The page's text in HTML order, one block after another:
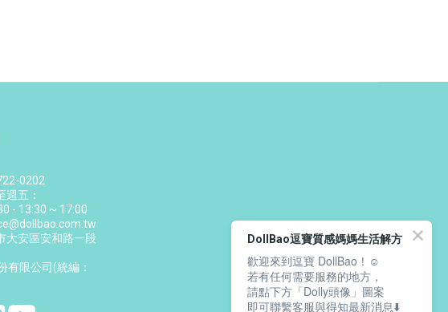
0202
週五：
- 13:30 ~ 17:00
大安區安和路一段
有限公司(統編：
DollBao逗寶質感媽媽生活解方
歡迎來到逗寶 DollBao！☺️
若有任何需要服務的地方，
請點下方「Dolly頭像」圖案
即可聯繫客服與得知最新消息⬇️